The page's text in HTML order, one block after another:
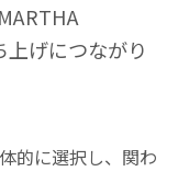
げにつながり
的に選択し、関わ